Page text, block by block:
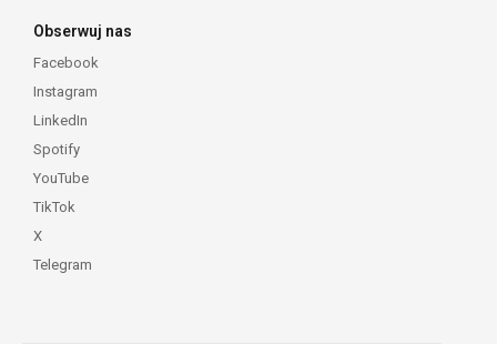
Obserwuj nas
Facebook
Instagram
LinkedIn
Spotify
YouTube
TikTok
X
Telegram